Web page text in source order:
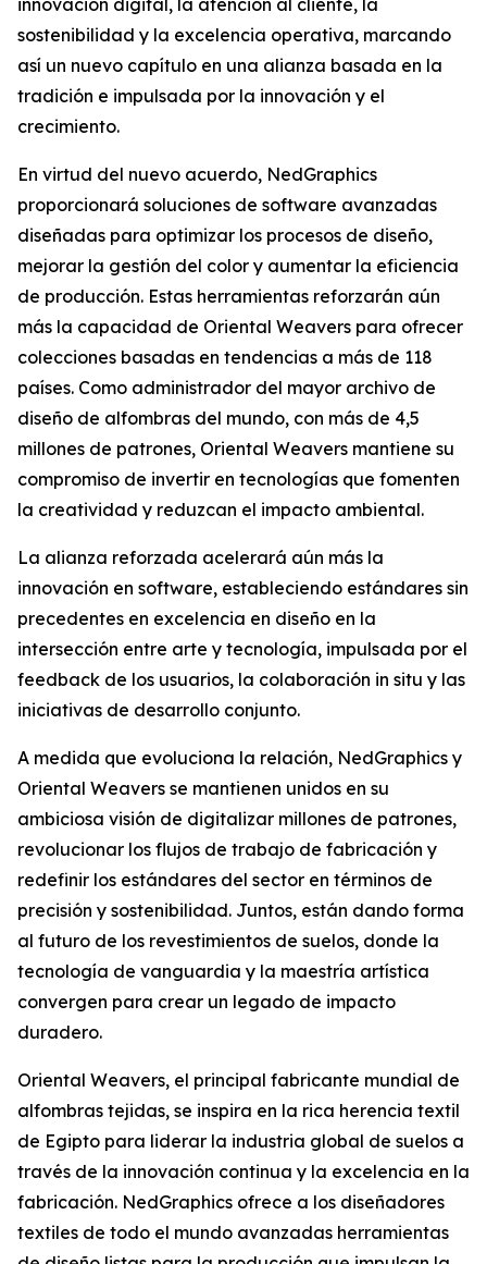
innovación digital, la atención al cliente, la
sostenibilidad y la excelencia operativa, marcando
así un nuevo capítulo en una alianza basada en la
tradición e impulsada por la innovación y el
crecimiento.
En virtud del nuevo acuerdo, NedGraphics
proporcionará soluciones de software avanzadas
diseñadas para optimizar los procesos de diseño,
mejorar la gestión del color y aumentar la eficiencia
de producción. Estas herramientas reforzarán aún
más la capacidad de Oriental Weavers para ofrecer
colecciones basadas en tendencias a más de 118
países. Como administrador del mayor archivo de
diseño de alfombras del mundo, con más de 4,5
millones de patrones, Oriental Weavers mantiene su
compromiso de invertir en tecnologías que fomenten
la creatividad y reduzcan el impacto ambiental.
La alianza reforzada acelerará aún más la
innovación en software, estableciendo estándares sin
precedentes en excelencia en diseño en la
intersección entre arte y tecnología, impulsada por el
feedback de los usuarios, la colaboración in situ y las
iniciativas de desarrollo conjunto.
A medida que evoluciona la relación, NedGraphics y
Oriental Weavers se mantienen unidos en su
ambiciosa visión de digitalizar millones de patrones,
revolucionar los flujos de trabajo de fabricación y
redefinir los estándares del sector en términos de
precisión y sostenibilidad. Juntos, están dando forma
al futuro de los revestimientos de suelos, donde la
tecnología de vanguardia y la maestría artística
convergen para crear un legado de impacto
duradero.
Oriental Weavers, el principal fabricante mundial de
alfombras tejidas, se inspira en la rica herencia textil
de Egipto para liderar la industria global de suelos a
través de la innovación continua y la excelencia en la
fabricación. NedGraphics ofrece a los diseñadores
textiles de todo el mundo avanzadas herramientas